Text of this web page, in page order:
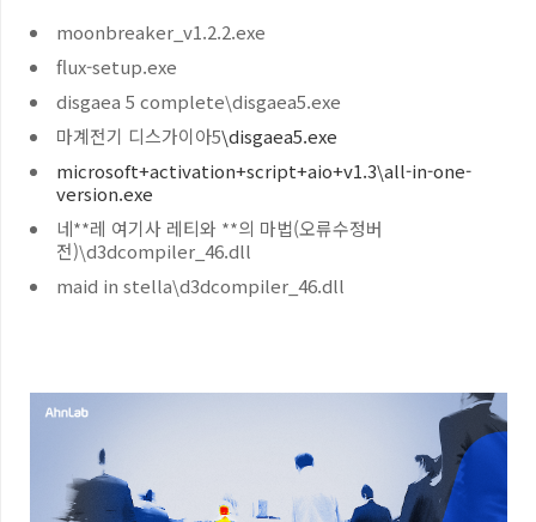
moonbreaker_v1.2.2.exe
flux-setup.exe
disgaea 5 complete\disgaea5.exe
마계전기 디스가이아5\disgaea5.exe
microsoft+activation+script+aio+v1.3\all-in-one-
version.exe
네**레 여기사 레티와 **의 마법(오류수정버
전)\d3dcompiler_46.dll
maid in stella\d3dcompiler_46.dll